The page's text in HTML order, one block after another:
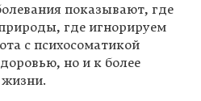
показывают, где
где игнорируем
с психосоматикой
но и к более
жизни.